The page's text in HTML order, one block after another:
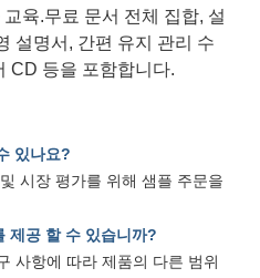
육.무료 문서 전체 집합, 설
설명서, 간편 유지 관리 수
CD 등을 포함합니다.
있나요?
시장 평가를 위해 샘플 주문을
제공 할 수 있습니까?
사항에 따라 제품의 다른 범위